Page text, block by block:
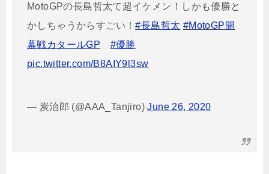
MotoGPの長島哲太て超イケメン！しかも優勝と
かしちゃうからすごい！#長島哲太 #MotoGP開
幕戦カタールGP
#優勝
pic.twitter.com/B8AIY9l3sw
— 炭治郎 (@AAA_Tanjiro)June 26, 2020